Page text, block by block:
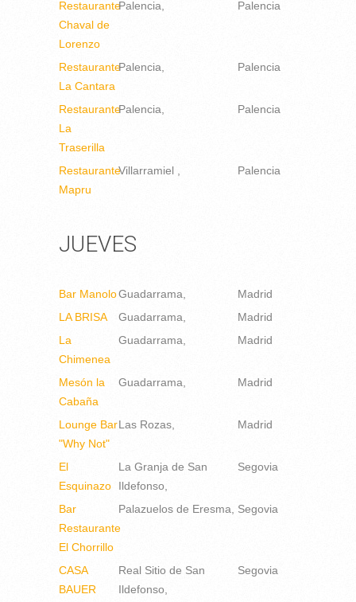
Restaurante
Chaval de
Lorenzo
Palencia Palencia
Restaurante
La Cantara
Palencia Palencia
Restaurante
La
Traserilla
Palencia Palencia
Restaurante
Mapru
Villarramiel Palencia
JUEVES
Bar ManoloGuadarrama
Madrid
LA BRISA
Guadarrama
Madrid
La
Chimenea
Guadarrama Madrid
Mesón la
Cabaña
Guadarrama Madrid
Lounge Bar
"Why Not"
Las Rozas Madrid
El
Esquinazo
La Granja de San
Ildefonso
Segovia
Bar
Restaurante
El Chorrillo
Palazuelos de Eresma Segovia
CASA
BAUER
Real Sitio de San
Ildefonso
Segovia